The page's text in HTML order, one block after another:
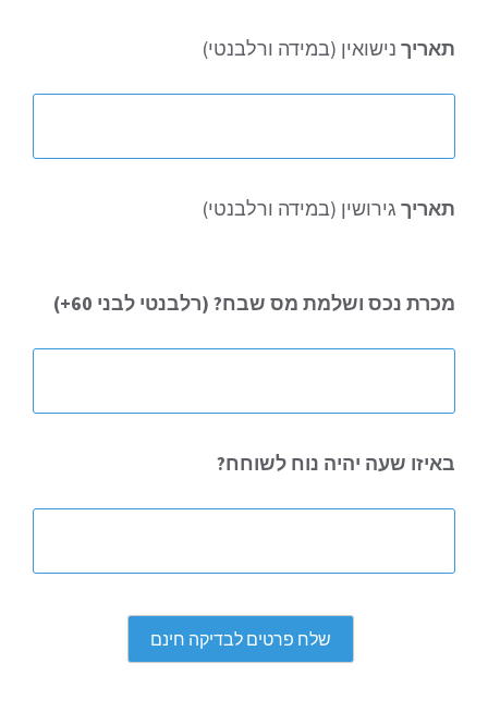
תאריך נישואין (במידה ורלבנטי)
תאריך גירושין (במידה ורלבנטי)
מכרת נכס ושלמת מס שבח? (רלבנטי לבני 60+)
באיזו שעה יהיה נוח לשוחח?